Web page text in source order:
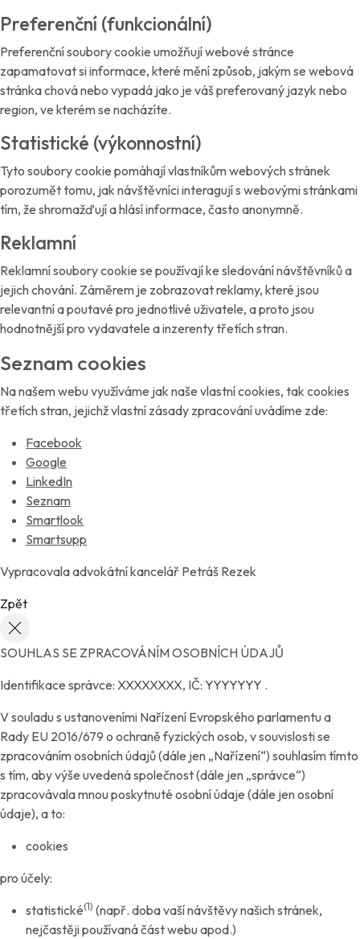
Preferenční (funkcionální)
Preferenční soubory cookie umožňují webové stránce
zapamatovat si informace, které mění způsob, jakým se webová
stránka chová nebo vypadá jako je váš preferovaný jazyk nebo
region, ve kterém se nacházíte.
Statistické (výkonnostní)
Tyto soubory cookie pomáhají vlastníkům webových stránek
porozumět tomu, jak návštěvníci interagují s webovými stránkami
tím, že shromažďují a hlásí informace, často anonymně.
Reklamní
Reklamní soubory cookie se používají ke sledování návštěvníků a
jejich chování. Záměrem je zobrazovat reklamy, které jsou
relevantní a poutavé pro jednotlivé uživatele, a proto jsou
hodnotnější pro vydavatele a inzerenty třetích stran.
Seznam cookies
Na našem webu využíváme jak naše vlastní cookies, tak cookies
třetích stran, jejichž vlastní zásady zpracování uvádíme zde:
Facebook
Google
LinkedIn
Seznam
Smartlook
Smartsupp
Vypracovala advokátní kancelář Petráš Rezek
Zpět
SOUHLAS SE ZPRACOVÁNÍM OSOBNÍCH ÚDAJŮ
Identifikace správce: XXXXXXXX, IČ: YYYYYYY .
V souladu s ustanoveními Nařízení Evropského parlamentu a
Rady EU 2016/679 o ochraně fyzických osob, v souvislosti se
zpracováním osobních údajů (dále jen „Nařízení“) souhlasím tímto
s tím, aby výše uvedená společnost (dále jen „správce“)
zpracovávala mnou poskytnuté osobní údaje (dále jen osobní
údaje), a to:
cookies
pro účely:
statistické(1) (např. doba vaší návštěvy našich stránek,
nejčastěji používaná část webu apod.)